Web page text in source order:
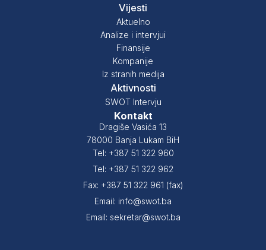
Vijesti
Aktuelno
Analize i intervjui
Finansije
Kompanije
Iz stranih medija
Aktivnosti
SWOT Intervju
Kontakt
Dragiše Vasića 13
78000 Banja Lukam BiH
Tel: +387 51 322 960
Tel: +387 51 322 962
Fax: +387 51 322 961 (fax)
Email: info@swot.ba
Email: sekretar@swot.ba